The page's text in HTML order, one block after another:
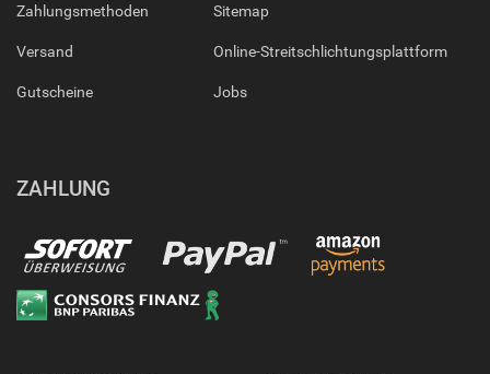
Zahlungsmethoden
Versand
Gutscheine
Sitemap
Online-Streitschlichtungsplattform
Jobs
ZAHLUNG